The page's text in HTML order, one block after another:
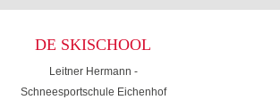
DE SKISCHOOL
Leitner Hermann -
Schneesportschule Eichenhof